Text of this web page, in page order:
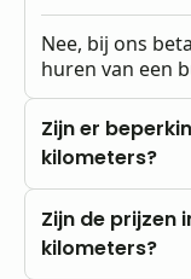
Nee, bij ons
huren van een
Zijn er
kilometers?
Nee, u rijdt
Zijn de prijzen
kilometers?